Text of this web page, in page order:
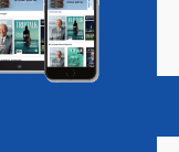
Vacatures